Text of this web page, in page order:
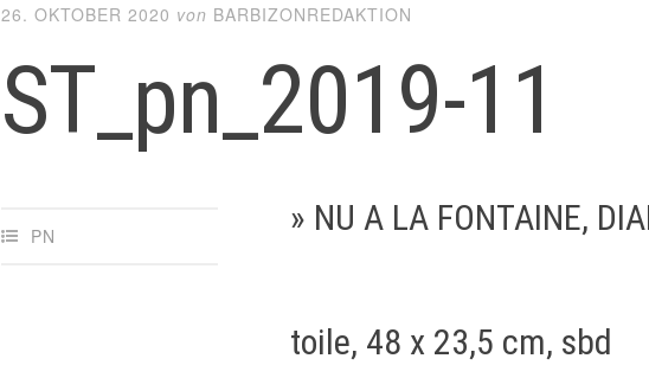
26. OKTOBER 2020 von BARBIZONREDAKTION
ST_pn_2019-11
PN » NU A LA FONTAINE,
toile, 48 x 23,5 cm, sbd